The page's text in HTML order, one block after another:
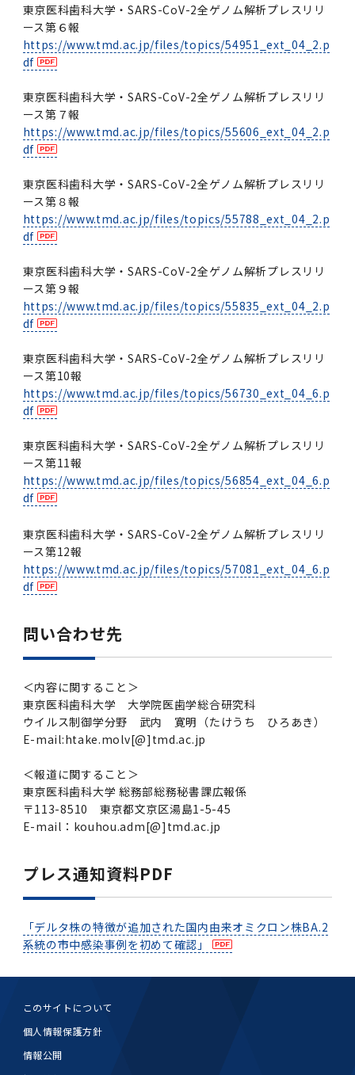
東京医科歯科大学・SARS-CoV-2全ゲノム解析プレスリリ
ース第６報
https://www.tmd.ac.jp/files/topics/54951_ext_04_2.p
df
東京医科歯科大学・SARS-CoV-2全ゲノム解析プレスリリ
ース第７報
https://www.tmd.ac.jp/files/topics/55606_ext_04_2.p
df
東京医科歯科大学・SARS-CoV-2全ゲノム解析プレスリリ
ース第８報
https://www.tmd.ac.jp/files/topics/55788_ext_04_2.p
df
東京医科歯科大学・SARS-CoV-2全ゲノム解析プレスリリ
ース第９報
https://www.tmd.ac.jp/files/topics/55835_ext_04_2.p
df
東京医科歯科大学・SARS-CoV-2全ゲノム解析プレスリリ
ース第10報
https://www.tmd.ac.jp/files/topics/56730_ext_04_6.p
df
東京医科歯科大学・SARS-CoV-2全ゲノム解析プレスリリ
ース第11報
https://www.tmd.ac.jp/files/topics/56854_ext_04_6.p
df
東京医科歯科大学・SARS-CoV-2全ゲノム解析プレスリリ
ース第12報
https://www.tmd.ac.jp/files/topics/57081_ext_04_6.p
df
問い合わせ先
＜内容に関すること＞
東京医科歯科大学 大学院医歯学総合研究科
ウイルス制御学分野 武内 寛明（たけうち ひろあき）
E-mail:htake.molv[@]tmd.ac.jp
＜報道に関すること＞
東京医科歯科大学 総務部総務秘書課広報係
〒113-8510 東京都文京区湯島1-5-45
E-mail：kouhou.adm[@]tmd.ac.jp
プレス通知資料PDF
「デルタ株の特徴が追加された国内由来オミクロン株BA.2
系統の市中感染事例を初めて確認」
このサイトについて
個人情報保護方針
情報公開